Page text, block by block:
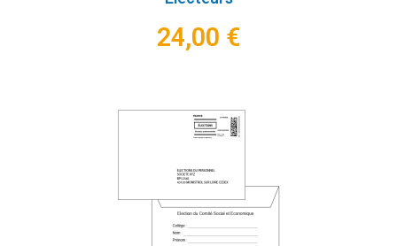
24,00 €